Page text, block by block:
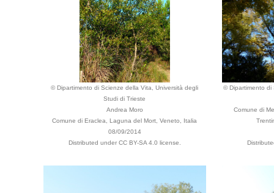
© Dipartimento di Scienze della Vita, Università degli
Studi di Trieste
Andrea Moro
Comune di Eraclea, Laguna del Mort, Veneto, Italia
08/09/2014
Distributed under CC BY-SA 4.0 license.
© Dipartimento di
Comune di